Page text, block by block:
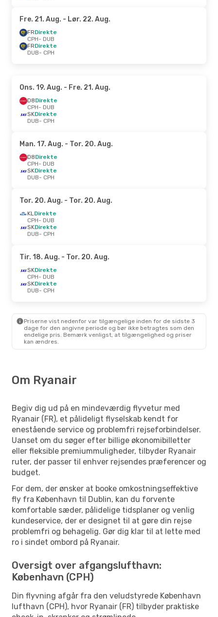
Fre. 21. Aug. - Lør. 22. Aug.
FRDirekte
CPH- DUB
FRDirekte
DUB- CPH
Ons. 19. Aug. - Fre. 21. Aug.
D8Direkte
CPH- DUB
SKDirekte
DUB- CPH
Man. 17. Aug. - Tor. 20. Aug.
D8Direkte
CPH- DUB
SKDirekte
DUB- CPH
Tor. 20. Aug. - Tor. 20. Aug.
KLDirekte
CPH- DUB
SKDirekte
DUB- CPH
Tir. 18. Aug. - Tor. 20. Aug.
SKDirekte
CPH- DUB
SKDirekte
DUB- CPH
Priserne vist nedenfor var tilgængelige inden for de sidste 3
dage for den angivne periode og bør ikke betragtes som den
endelige pris. Bemærk venligst, at tilgængelighed og priser
kan ændres.
Om Ryanair
Begiv dig ud på en mindeværdig flyvetur med
Ryanair (FR), et pålideligt flyselskab kendt for
enestående service og problemfri rejseforbindelser.
Uanset om du søger efter billige økonomibilletter
eller fleksible premiummuligheder, tilbyder Ryanair
ruter, der passer til enhver rejsendes præferencer og
budget.
For dem, der ønsker at booke omkostningseffektive
fly fra København til Dublin, kan du forvente
komfortable sæder, pålidelige tidsplaner og venlig
kundeservice, der er designet til at gøre din rejse
problemfri og behagelig. Gør dig klar til at lette med
ro i sindet ombord på Ryanair.
Oversigt over afgangslufthavn:
København (CPH)
Din flyvning afgår fra den veludstyrede København
lufthavn (CPH), hvor Ryanair (FR) tilbyder praktiske